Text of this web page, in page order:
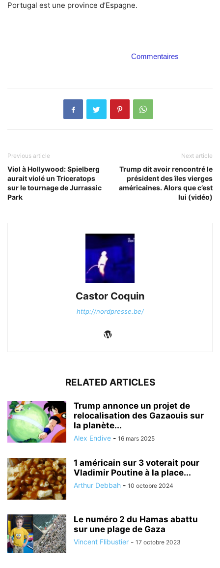
Portugal est une province d’Espagne.
Commentaires
Previous article
Viol à Hollywood: Spielberg
aurait violé un Triceratops
sur le tournage de Jurrassic
Park
Next article
Trump dit avoir rencontré le
président des îles vierges
américaines. Alors que c’est
lui (vidéo)
Castor Coquin
http://nordpresse.be/
RELATED ARTICLES
Trump annonce un projet de
relocalisation des Gazaouis sur
la planète...
Alex Endive - 16 mars 2025
1 américain sur 3 voterait pour
Vladimir Poutine à la place...
Arthur Debbah - 10 octobre 2024
Le numéro 2 du Hamas abattu
sur une plage de Gaza
Vincent Flibustier - 17 octobre 2023